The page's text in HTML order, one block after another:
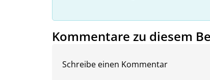
Kommentare zu diesem
Schreibe einen Kommentar